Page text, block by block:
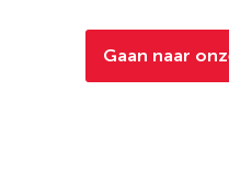
Gaan naar